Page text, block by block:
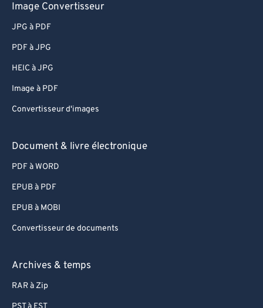
Image Convertisseur
JPG à PDF
PDF à JPG
HEIC à JPG
Image à PDF
Convertisseur d'images
Document & livre électronique
PDF à WORD
EPUB à PDF
EPUB à MOBI
Convertisseur de documents
Archives & temps
RAR à Zip